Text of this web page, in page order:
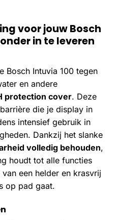
voor jouw Bosch
in te leveren
Bosch Intuvia 100 tegen
en andere
protection cover. Deze
die je display in
intensief gebruik in
Dankzij het slanke
volledig behouden,
houdt tot alle functies
een helder en krasvrij
op pad gaat.